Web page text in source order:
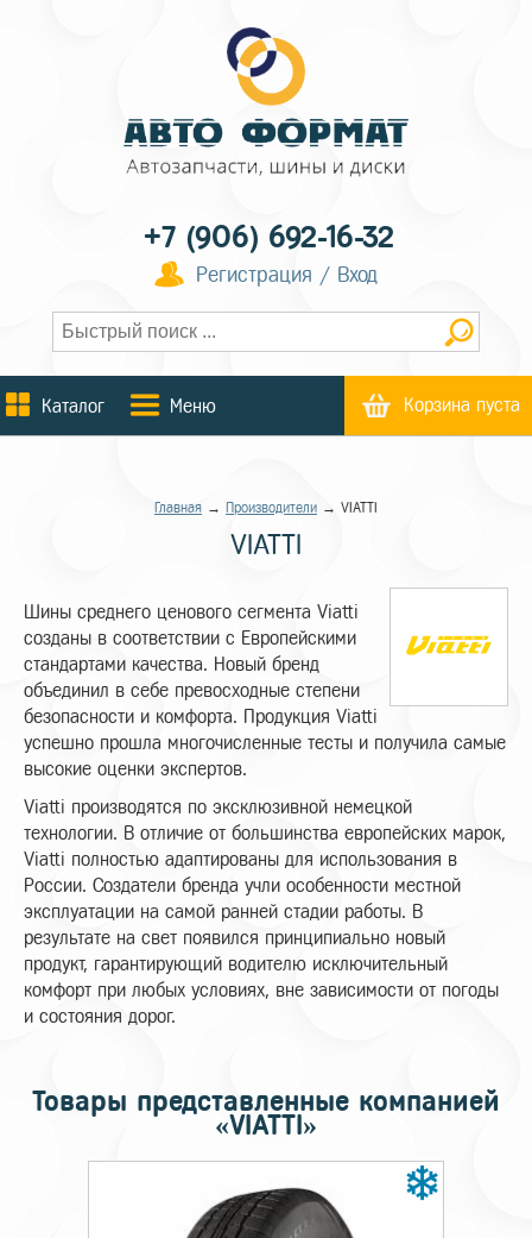
+7 (906) 692-16-32
Регистрация / Вход
Каталог Меню Корзина пуста
Главная → Производители → VIATTI
VIATTI
Шины среднего ценового сегмента Viatti
созданы в соответствии с Европейскими
стандартами качества. Новый бренд
объединил в себе превосходные степени
безопасности и комфорта. Продукция Viatti
успешно прошла многочисленные тесты и получила самые
высокие оценки экспертов.
Viatti производятся по эксклюзивной немецкой
технологии. В отличие от большинства европейских марок,
Viatti полностью адаптированы для использования в
России. Создатели бренда учли особенности местной
эксплуатации на самой ранней стадии работы. В
результате на свет появился принципиально новый
продукт, гарантирующий водителю исключительный
комфорт при любых условиях, вне зависимости от погоды
и состояния дорог.
Товары представленные компанией
«VIATTI»